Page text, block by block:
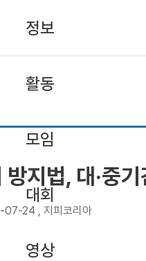
정보
활동
모임
대회
영상
지법, 대‧중
07-24 , 지피코리아